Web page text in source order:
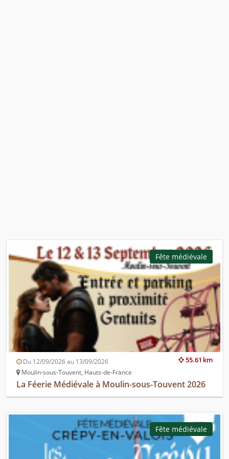
Fête médiévale
55.61 km
Du 12/09/2026 au 13/09/2026
Moulin-sous-Touvent, Hauts-de-France
La Féerie Médiévale à Moulin-sous-Touvent 2026
Fête médiévale